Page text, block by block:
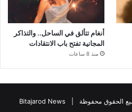
أنغام تتألق في الساحل.. والتذاكر
المجانية تفتح باب الانتقادات
منذ 8 ساعات
Bitajarod News